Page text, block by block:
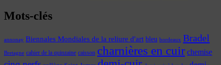
Mots-clés
annonay Biennales Mondiales de la reliure d'art bleu bordeaux Bradel
Bretagne cahier de la quinzaine caisson charnières en cuir chemise